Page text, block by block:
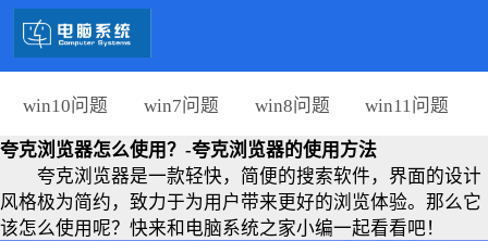
win10问题 win7问题 win8问题 win11问题
夸克浏览器怎么使用？-夸克浏览器的使用方法
夸克浏览器是一款轻快，简便的搜索软件，界面的设计
风格极为简约，致力于为用户带来更好的浏览体验。那么它
该怎么使用呢？快来和电脑系统之家小编一起看看吧！